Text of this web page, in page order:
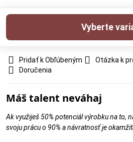
Vyberte
Pridať k Obľúbeným Otázka k
Doručenia
Máš talent neváhaj
Ak využiješ 50% potenciál výrobku na to,
svoju prácu o 90% a návratnosť je